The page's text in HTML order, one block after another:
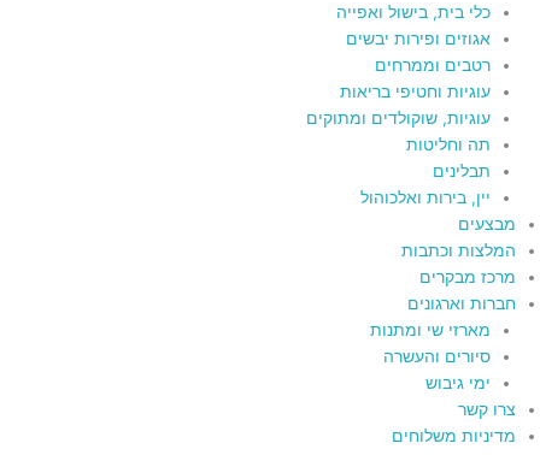
כלי בית, בישול ואפייה
אגוזים ופירות יבשים
רטבים וממרחים
עוגיות וחטיפי בריאות
עוגיות, שוקולדים ומתוקים
תה וחליטות
תבלינים
יין, בירות ואלכוהול
מבצעים
המלצות וכתבות
מרכז מבקרים
חברות וארגונים
מארזי שי ומתנות
סיורים והעשרה
ימי גיבוש
צרו קשר
מדיניות משלוחים